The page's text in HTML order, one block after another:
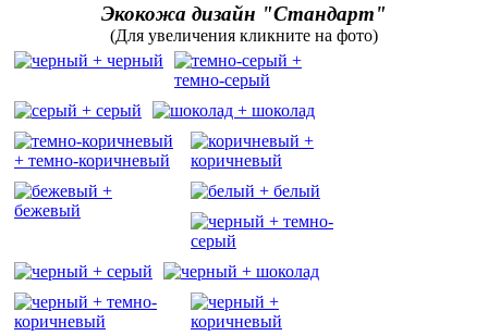
Экокожа дизайн "Стандарт"
(Для увеличения кликните на фото)